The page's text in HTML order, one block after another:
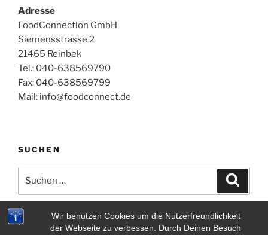
Wir benutzen Cookies um die Nutzerfreundlichkeit
der Webseite zu verbessen. Durch Deinen Besuch
Adresse
FoodConnection GmbH
Siemensstrasse 2
21465 Reinbek
Tel.: 040-638569790
Fax: 040-638569799
Mail: info@foodconnect.de
SUCHEN
nach: